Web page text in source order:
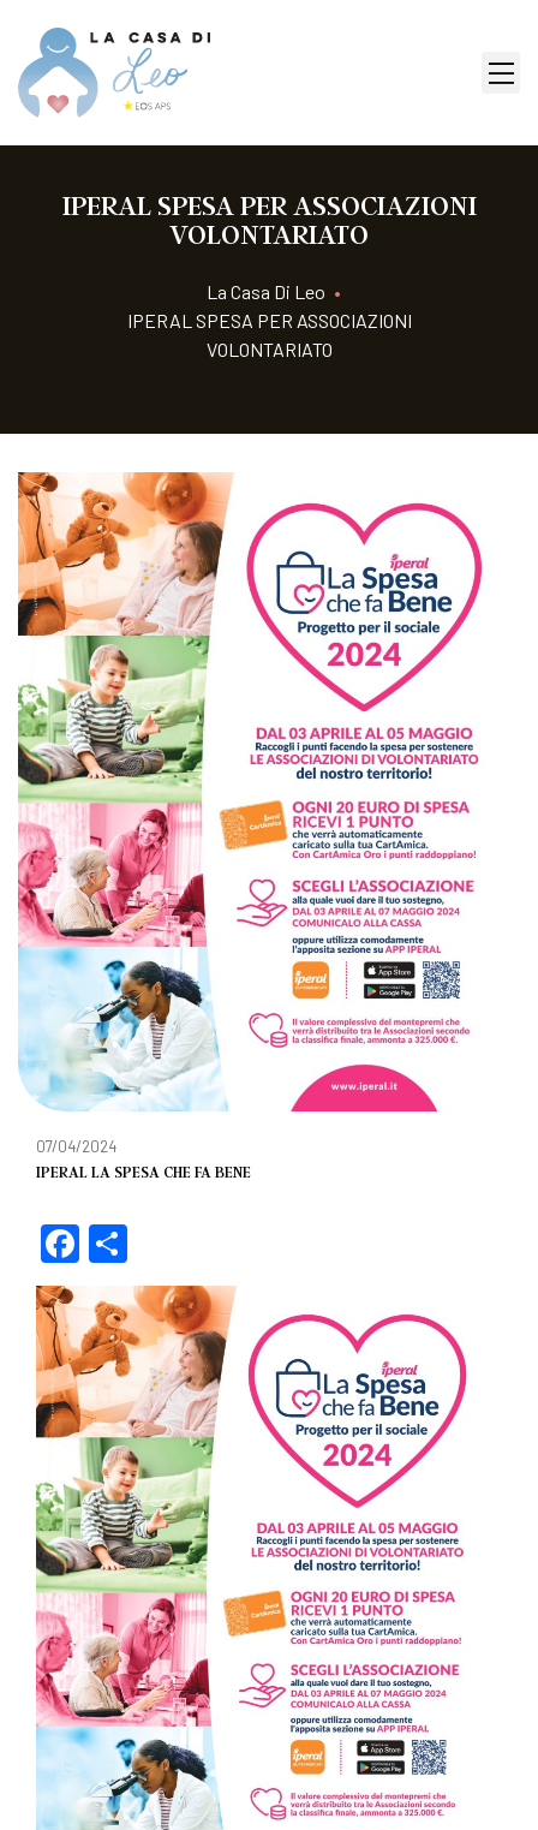
IPERAL SPESA PER ASSOCIAZIONI
VOLONTARIATO
La Casa Di Leo •
IPERAL SPESA PER ASSOCIAZIONI
VOLONTARIATO
07/04/2024
IPERAL LA SPESA CHE FA BENE
F
c
e
b
o
o
k
o
n
di
vi
di